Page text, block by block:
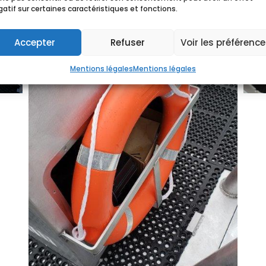
sur certaines caractéristiques et fonctions.
Accepter Refuser Voir les
Mentions légalesMentions légales